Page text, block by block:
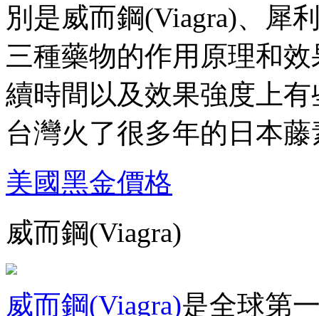
別是威而鋼(Viagra)、犀
三種藥物的作用原理和
續時間以及效果強度上
台灣火了很多年的日本藤
美國黑金價格
威而鋼(Viagra)
威而鋼(Viagra)是全球第